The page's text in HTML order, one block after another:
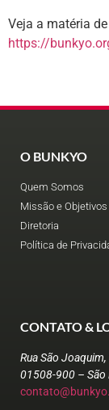
Veja a matéria
https://
O BUNKYO
Quem Somos
Missão e Objetivos
Diretoria
Política de
CONTATO &
Rua São
01508-900 – São